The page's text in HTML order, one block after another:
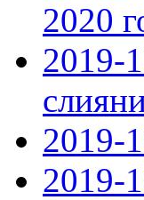
2020
2019-
2019-
2019-